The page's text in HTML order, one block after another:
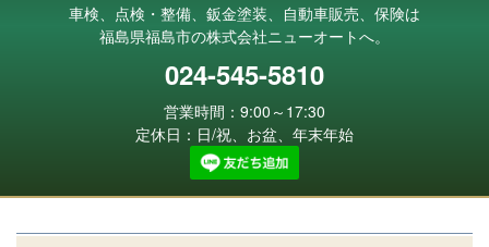
車検、点検・整備、鈑金塗装、自動車販売、保険は
福島県福島市の株式会社ニューオートへ。
024-545-5810
営業時間：9:00～17:30
定休日：日/祝、お盆、年末年始